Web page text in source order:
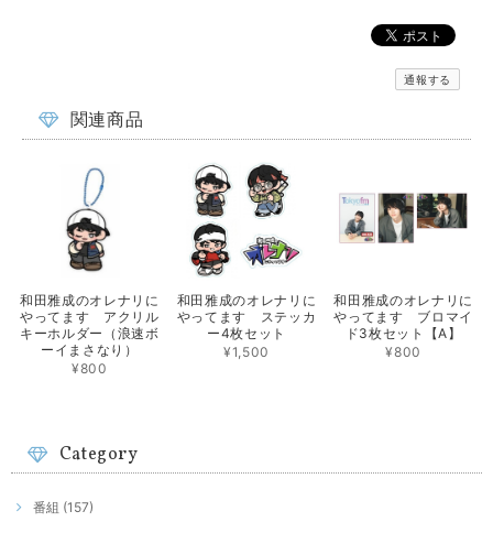
通報する
関連商品
和田雅成のオレナリに
やってます アクリル
キーホルダー（浪速ボ
ーイまさなり）
¥800
和田雅成のオレナリに
やってます ステッカ
ー4枚セット
¥1,500
和田雅成のオレナリに
やってます ブロマイ
ド3枚セット【A】
¥800
Category
番組 (157)